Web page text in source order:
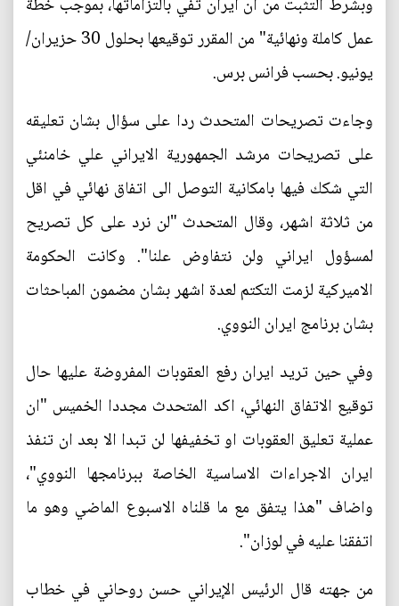
عمل كاملة ونهائية" من المقرر توقيعها بحلول 30 حزيران/
يونيو. بحسب فرانس برس.
وجاءت تصريحات المتحدث ردا على سؤال بشان تعليقه
على تصريحات مرشد الجمهورية الايراني علي خامنئي
التي شكك فيها بامكانية التوصل الى اتفاق نهائي في اقل
من ثلاثة اشهر، وقال المتحدث "لن نرد على كل تصريح
لمسؤول ايراني ولن نتفاوض علنا". وكانت الحكومة
الاميركية لزمت التكتم لعدة اشهر بشان مضمون المباحثات
بشان برنامج ايران النووي.
وفي حين تريد ايران رفع العقوبات المفروضة عليها حال
توقيع الاتفاق النهائي، اكد المتحدث مجددا الخميس "ان
عملية تعليق العقوبات او تخفيفها لن تبدا الا بعد ان تنفذ
ايران الاجراءات الاساسية الخاصة ببرنامجها النووي"،
واضاف "هذا يتفق مع ما قلناه الاسبوع الماضي وهو ما
اتفقنا عليه في لوزان".
من جهته قال الرئيس الإيراني حسن روحاني في خطاب